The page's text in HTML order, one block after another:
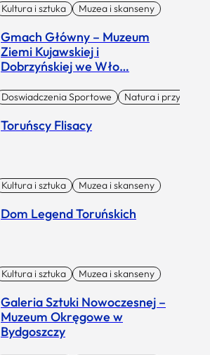
Kultura i sztuka Muzea i skanseny
Gmach Główny – Muzeum
Ziemi Kujawskiej i
Dobrzyńskiej we Wło…
Doswiadczenia Sportowe Natura i przygoda
Toruńscy Flisacy
Kultura i sztuka Muzea i skanseny
Dom Legend Toruńskich
Kultura i sztuka Muzea i skanseny
Galeria Sztuki Nowoczesnej –
Muzeum Okręgowe w
Bydgoszczy